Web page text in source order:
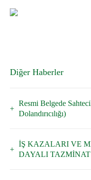
Diğer Haberler
Resmi Belgede
Dolandırıcılığı)
İŞ KAZALARI VE
DAYALI